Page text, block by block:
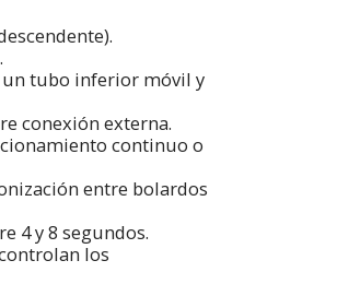
tubo inferior móvil y
conexión externa.
continuo o
entre bolardos
4 y 8 segundos.
los